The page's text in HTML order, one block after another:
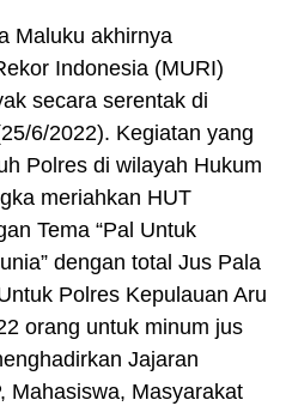
Maluku akhirnya
Indonesia (MURI)
secara serentak di
6/2022). Kegiatan yang
Polres di wilayah Hukum
meriahkan HUT
Tema “Pal Untuk
dengan total Jus Pala
Polres Kepulauan Aru
orang untuk minum jus
Jajaran
Mahasiswa, Masyarakat